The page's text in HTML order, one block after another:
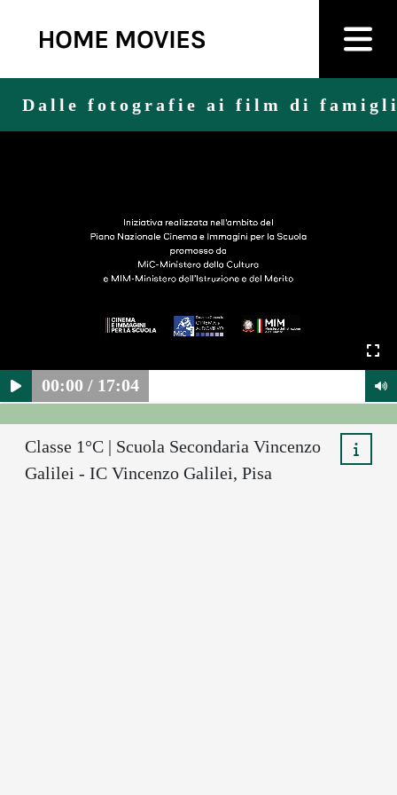
Dalle fotografie ai film di
00:00 / 17:04
Classe 1°C | Scuola Secondaria Vincenzo
Galilei - IC Vincenzo Galilei, Pisa